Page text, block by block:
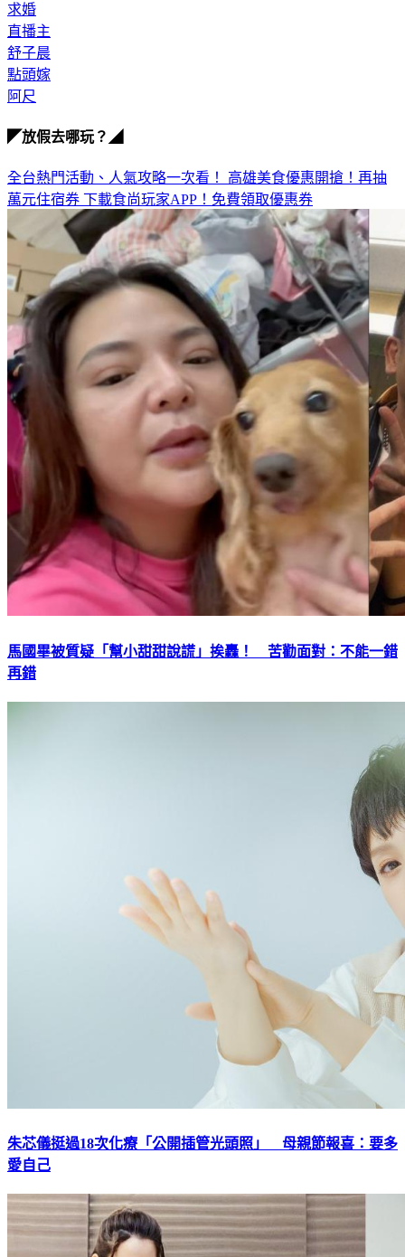
求婚
直播主
舒子晨
點頭嫁
阿尺
◤放假去哪玩？◢
全台熱門活動、人氣攻略一次看！ 高雄美食優惠開搶！再抽
萬元住宿券 下載食尚玩家APP！免費領取優惠券
馬國畢被質疑「幫小甜甜說謊」挨轟！ 苦勸面對：不能一錯
再錯
朱芯儀挺過18次化療「公開插管光頭照」 母親節報喜：要多
愛自己